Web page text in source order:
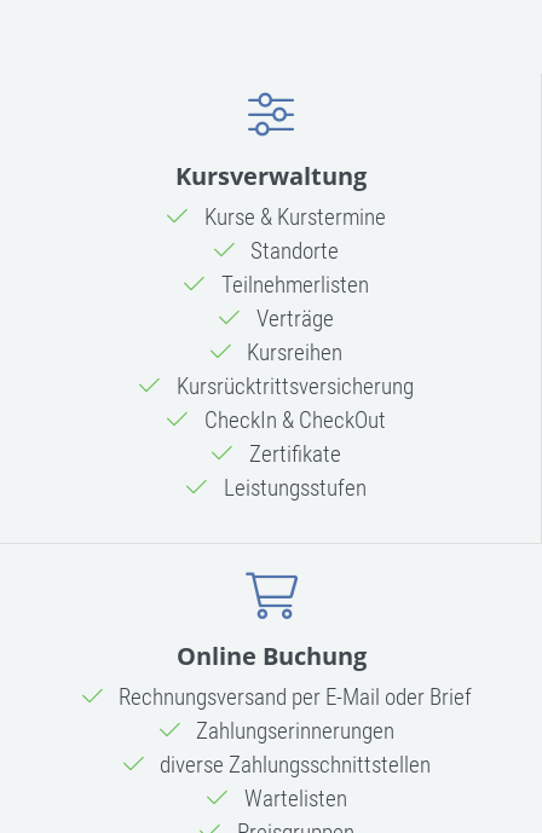
Kursverwaltung
Kurse & Kurstermine
Standorte
Teilnehmerlisten
Verträge
Kursreihen
Kursrücktritts­versicherung
CheckIn & CheckOut
Zertifikate
Leistungsstufen
Online Buchung
Rechnungsversand per E-Mail oder Brief
Zahlungserinnerungen
diverse Zahlungsschnittstellen
Wartelisten